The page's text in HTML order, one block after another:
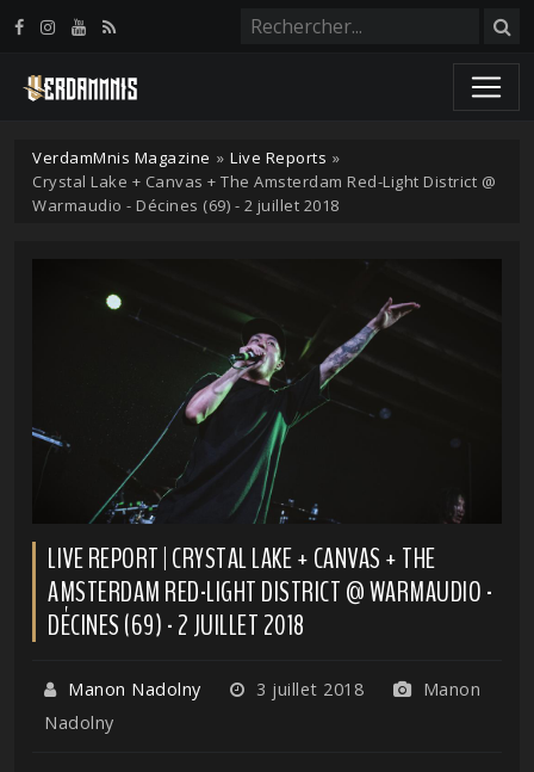
VerdamMnis Magazine » Live Reports »
Crystal Lake + Canvas + The Amsterdam Red-Light District @
Warmaudio - Décines (69) - 2 juillet 2018
LIVE REPORT | CRYSTAL LAKE + CANVAS + THE
AMSTERDAM RED-LIGHT DISTRICT @ WARMAUDIO -
DÉCINES (69) - 2 JUILLET 2018
Manon Nadolny 3 juillet 2018
Manon
Nadolny
Panneau de gestion des cookies